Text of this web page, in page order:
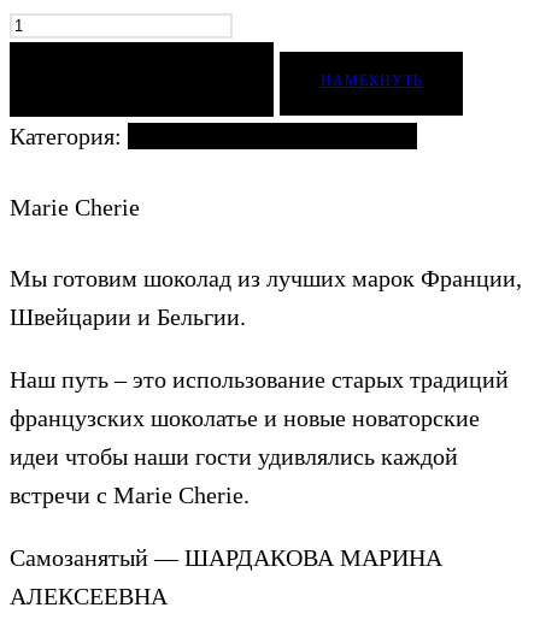
НАМЕКНУТЬ
Категория:
Marie Cherie
Мы готовим шоколад из лучших марок Франции,
Швейцарии и Бельгии.
Наш путь – это использование старых традиций
французских шоколатье и новые новаторские
идеи чтобы наши гости удивлялись каждой
встречи с Marie Cherie.
Самозанятый — ШАРДАКОВА МАРИНА
АЛЕКСЕЕВНА